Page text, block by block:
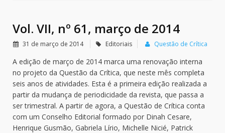
Vol. VII, nº 61, março de 2014
31 de março de 2014 Editoriais Questão de Crítica
A edição de março de 2014 marca uma renovação interna
no projeto da Questão da Crítica, que neste mês completa
seis anos de atividades. Esta é a primeira edição realizada a
partir da mudança de periodicidade da revista, que passa a
ser trimestral. A partir de agora, a Questão de Crítica conta
com um Conselho Editorial formado por Dinah Cesare,
Henrique Gusmão, Gabriela Lírio, Michelle Nicié, Patrick